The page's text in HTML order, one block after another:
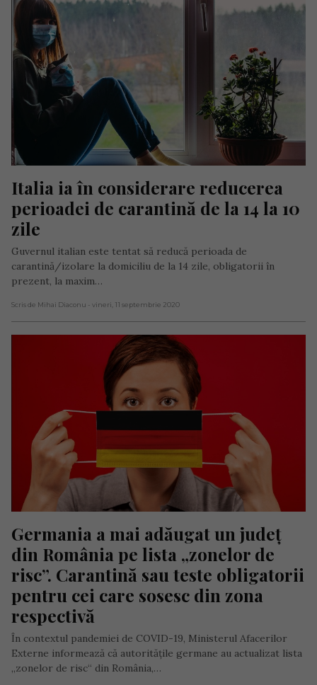
Italia ia în considerare reducerea
perioadei de carantină de la 14 la 10
zile
Guvernul italian este tentat să reducă perioada de
carantină/izolare la domiciliu de la 14 zile, obligatorii în
prezent, la maxim…
Scris de Mihai Diaconu - vineri, 11 septembrie 2020
Germania a mai adăugat un județ
din România pe lista „zonelor de
risc”. Carantină sau teste obligatorii
pentru cei care sosesc din zona
respectivă
În contextul pandemiei de COVID-19, Ministerul Afacerilor
Externe informează că autoritățile germane au actualizat lista
„zonelor de risc“ din România,…